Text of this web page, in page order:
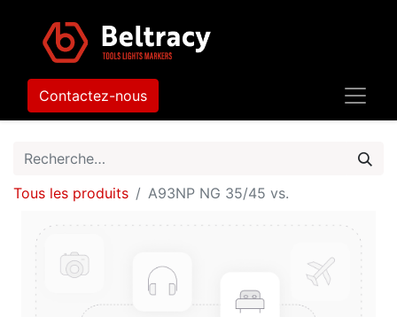
Contactez-nous
Tous les produits A93NP NG 35/45 vs.